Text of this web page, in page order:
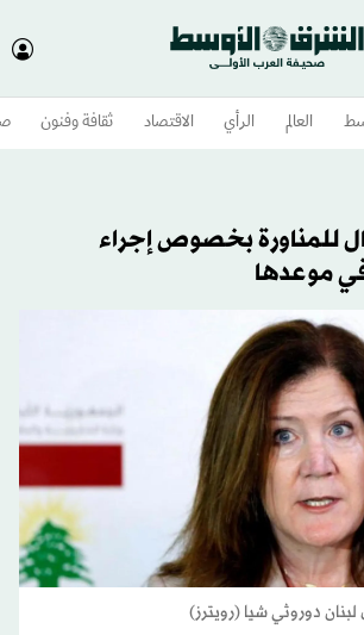
العالم الرأي الاقتصاد ثقافة وفنون
للمناورة بخصوص إجراء
في موعدها
لبنان دوروثي شيا (رويترز)